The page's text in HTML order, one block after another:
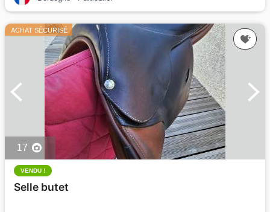
ACHAT SÉCURISÉ
17
VENDU !
Selle butet